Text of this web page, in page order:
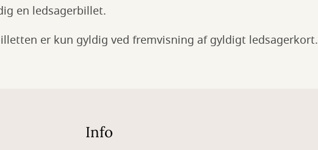
en ledsagerbillet.
er kun gyldig ved fremvisning af gyldigt ledsagerkort.
Info